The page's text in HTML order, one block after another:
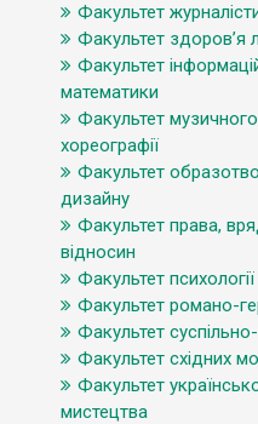
Факультет
Факультет здоров’я
Факультет
математики
Факультет
хореографії
Факультет
дизайну
Факультет права,
відносин
Факультет
Факультет романо-
Факультет
Факультет східних
Факультет
мистецтва